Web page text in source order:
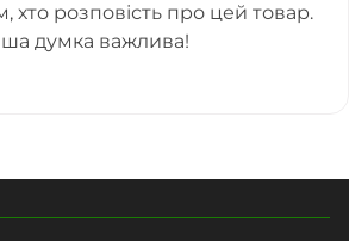
хто розповість про цей товар.
думка важлива!